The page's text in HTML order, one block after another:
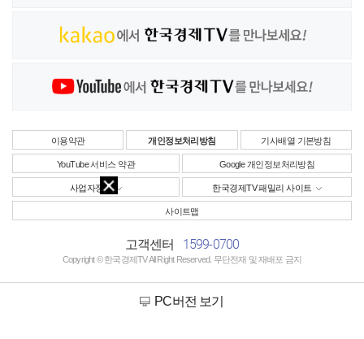
이용약관 개인정보처리방침 기사배열 기본방침
YouTube 서비스 약관 Google 개인정보처리방침
사업자정보 한국경제TV 패밀리 사이트
사이트맵
고객센터 1599-0700
Copyright © 한국경제TV All Right Reserved. 무단전재 및 재배포 금지
PC버전 보기